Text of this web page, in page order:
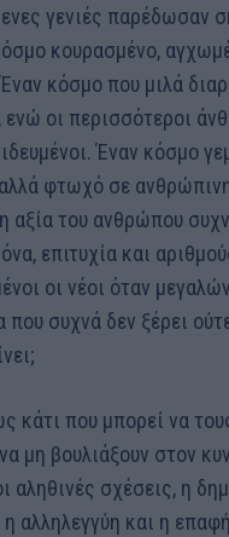
γενιές παρέδωσαν
κουρασμένο,
κόσμο που μιλά
ενώ οι περισσότεροι
Έναν κόσμο
φτωχό σε
αξία του ανθρώπου
επιτυχία και
οι νέοι όταν
που συχνά δεν ξέρει
κάτι που μπορεί να
μη βουλιάξουν στον
αληθινές σχέσεις, η
αλληλεγγύη και η